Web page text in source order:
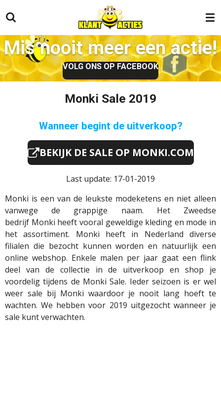
direct
naar
de
hoofdinhoud
Mis nooit meer een actie!
VOLG ONS OP FACEBOOK
Monki Sale 2019
Wanneer begint de uitverkoop?
BEKIJK DE SALE OP MONKI.COM
Last update: 17-01-2019
Monki is een van de leukste modeketens en niet alleen
vanwege de grappige naam. Het Zweedse
bedrijf Monki heeft vooral geweldige kleding en mode in
het assortiment.
Monki
heeft in Nederland diverse
filialen die bezocht kunnen worden en natuurlijk een
online webshop. Enkele malen per jaar gaat een flink
deel van de collectie in de uitverkoop en shop je
voordelig tijdens de Monki Sale. Ieder seizoen is er wel
weer sale bij Monki waardoor je nooit lang hoeft te
wachten. We hebben voor 2019 uitgezocht wanneer je
sale kunt verwachten.